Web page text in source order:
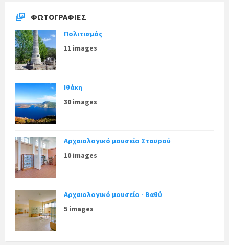
ΦΩΤΟΓΡΑΦΊΕΣ
Πολιτισμός
11 images
Ιθάκη
30 images
Αρχαιολογικό μουσείο Σταυρού
10 images
Αρχαιολογικό μουσείο - Βαθύ
5 images